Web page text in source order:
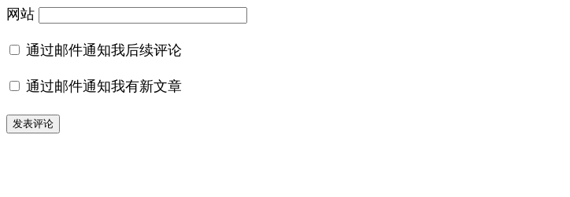
网站
通过邮件通知我后续评论
通过邮件通知我有新文章